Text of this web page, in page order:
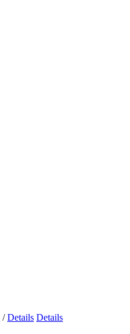
/ Details Details